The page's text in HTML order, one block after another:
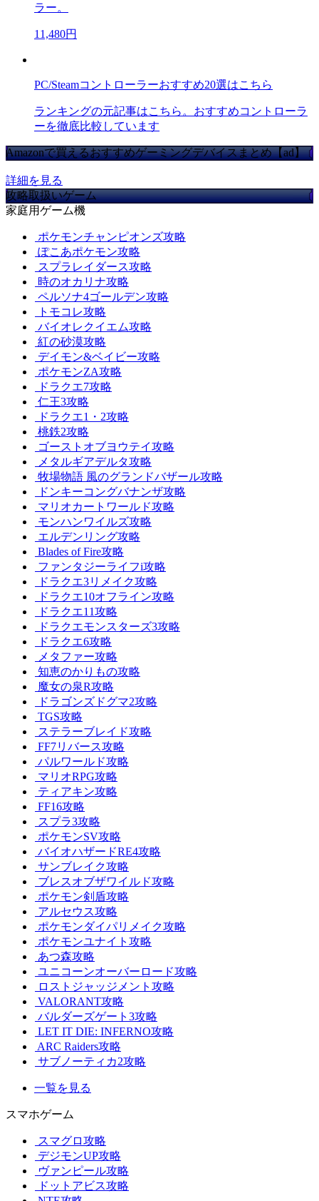
ラー。
11,480円
PC/Steamコントローラーおすすめ20選はこちら
ランキングの元記事はこちら。おすすめコントローラ
ーを徹底比較しています
Amazonで買えるおすすめゲーミングデバイスまとめ【ad】
詳細を見る
攻略取扱いゲーム
家庭用ゲーム機
ポケモンチャンピオンズ攻略
ぽこあポケモン攻略
スプラレイダース攻略
時のオカリナ攻略
ペルソナ4ゴールデン攻略
トモコレ攻略
バイオレクイエム攻略
紅の砂漠攻略
デイモン&ベイビー攻略
ポケモンZA攻略
ドラクエ7攻略
仁王3攻略
ドラクエ1・2攻略
桃鉄2攻略
ゴーストオブヨウテイ攻略
メタルギアデルタ攻略
牧場物語 風のグランドバザール攻略
ドンキーコングバナンザ攻略
マリオカートワールド攻略
モンハンワイルズ攻略
エルデンリング攻略
Blades of Fire攻略
ファンタジーライフi攻略
ドラクエ3リメイク攻略
ドラクエ10オフライン攻略
ドラクエ11攻略
ドラクエモンスターズ3攻略
ドラクエ6攻略
メタファー攻略
知恵のかりもの攻略
魔女の泉R攻略
ドラゴンズドグマ2攻略
TGS攻略
ステラーブレイド攻略
FF7リバース攻略
パルワールド攻略
マリオRPG攻略
ティアキン攻略
FF16攻略
スプラ3攻略
ポケモンSV攻略
バイオハザードRE4攻略
サンブレイク攻略
ブレスオブザワイルド攻略
ポケモン剣盾攻略
アルセウス攻略
ポケモンダイパリメイク攻略
ポケモンユナイト攻略
あつ森攻略
ユニコーンオーバーロード攻略
ロストジャッジメント攻略
VALORANT攻略
バルダーズゲート3攻略
LET IT DIE: INFERNO攻略
ARC Raiders攻略
サブノーティカ2攻略
一覧を見る
スマホゲーム
スマグロ攻略
デジモンUP攻略
ヴァンピール攻略
ドットアビス攻略